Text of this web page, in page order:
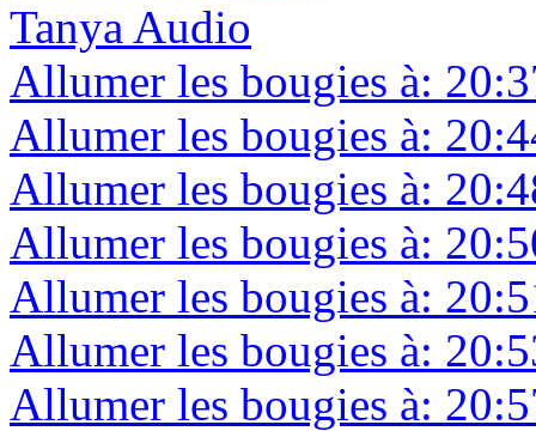
Tanya Audio
Allumer les bougies à:
Allumer les bougies à:
Allumer les bougies à:
Allumer les bougies à:
Allumer les bougies à:
Allumer les bougies à:
Allumer les bougies à: